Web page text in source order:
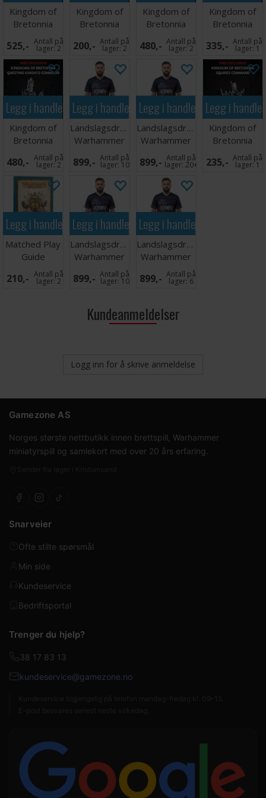
Kingdom of
Bretonnia
Grail Reliquae
525,- Antall på
lager:2
Kingdom of
Bretonnia
Lord Great
Weapon
200,- Antall på
lager:2
Kingdom of
Bretonnia
Questing
Knights
480,- Antall på
lager:2
Kingdom of
Bretonnia
Squires
335,- Antall på
lager:1
Legg i handlekurven
Kingdom of
Bretonnia
Questing
Command
480,- Antall på
lager:2
Legg i handlekurven
Landslagsdrakt
Warhammer
2026 Norge
XXL
899,- Antall på
lager: 10
Legg i handlekurven
Landslagsdrakt
Warhammer
2026 Norge
XL
899,- Antall på
lager:20+
Legg i
Kingdom of
Bretonnia
Squires
Command
235,- Antall på
lager:1
Legg i handlekurven
Matched Play
Guide
210,- Antall på
lager:2
Legg i handlekurven
Landslagsdrakt
Warhammer
2026 Norge L
899,- Antall på
lager: 10
Legg i handlekurven
Landslagsdrakt
Warhammer
2026 Norge
M
899,- Antall på
lager:6
Kundeanmeldelser
Logg inn for å skrive anmeldelse
Gamezone AS
Norges største nettbutikk innen brettspill, Warhammer
miniatyrspill og samlekort med over 20 års erfaring.
Snarveier
Ofte stilte spørsmål
Min side
Kundeservice
Bedriftsportal
Trenger du hjelp?
38 17 83 13
kundeservice@gamezone.no